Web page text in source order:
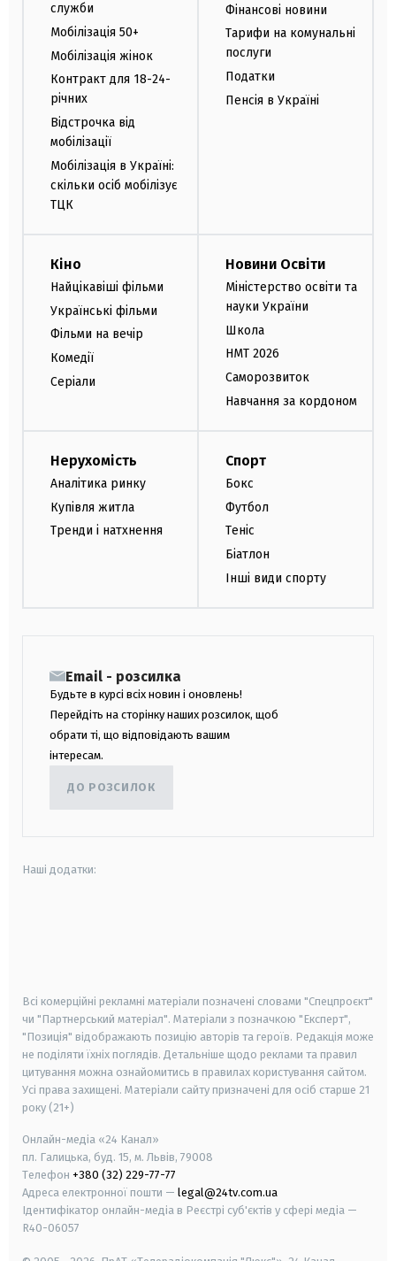
служби
Мобілізація 50+
Мобілізація жінок
Контракт для 18-24-
річних
Відстрочка від
мобілізації
Мобілізація в Україні:
скільки осіб мобілізує
ТЦК
Фінансові новини
Тарифи на комунальні
послуги
Податки
Пенсія в Україні
Кіно
Найцікавіші фільми
Українські фільми
Фільми на вечір
Комедії
Серіали
Новини Освіти
Міністерство освіти та
науки України
Школа
НМТ 2026
Саморозвиток
Навчання за кордоном
Нерухомість
Аналітика ринку
Купівля житла
Тренди і натхнення
Спорт
Бокс
Футбол
Теніс
Біатлон
Інші види спорту
Email - розсилка
Будьте в курсі всіх новин і оновлень!
Перейдіть на сторінку наших розсилок, щоб
обрати ті, що відповідають вашим
інтересам.
ДО РОЗСИЛОК
Наші додатки:
Всі комерційні рекламні матеріали позначені словами "Спецпроєкт"
чи "Партнерський матеріал". Матеріали з позначкою "Експерт",
"Позиція" відображають позицію авторів та героїв. Редакція може
не поділяти їхніх поглядів. Детальніше щодо реклами та правил
цитування можна ознайомитись в правилах користування сайтом.
Усі права захищені. Матеріали сайту призначені для осіб старше 21
року (21+)
Онлайн-медіа «24 Канал»
пл. Галицька, буд. 15, м. Львів, 79008
Телефон +380 (32) 229-77-77
Адреса електронної пошти — legal@24tv.com.ua
Ідентифікатор онлайн-медіа в Реєстрі суб'єктів у сфері медіа —
R40-06057